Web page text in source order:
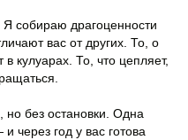
собираю драгоценности
вас от других. То, о
кулуарах. То, что цепляет,
без остановки. Одна
через год у вас готова